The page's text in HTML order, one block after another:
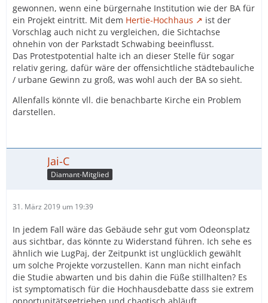
gewonnen, wenn eine bürgernahe Institution wie der BA für
ein Projekt eintritt. Mit dem Hertie-Hochhaus
ist der
Vorschlag auch nicht zu vergleichen, die Sichtachse
ohnehin von der Parkstadt Schwabing beeinflusst.
Das Protestpotential halte ich an dieser Stelle für sogar
relativ gering, dafür wäre der offensichtliche städtebauliche
/ urbane Gewinn zu groß, was wohl auch der BA so sieht.
Allenfalls könnte vll. die benachbarte Kirche ein Problem
darstellen.
Jai-C
Diamant-Mitglied
31. März 2019 um 19:39
In jedem Fall wäre das Gebäude sehr gut vom Odeonsplatz
aus sichtbar, das könnte zu Widerstand führen. Ich sehe es
ähnlich wie LugPaj, der Zeitpunkt ist unglücklich gewählt
um solche Projekte vorzustellen. Kann man nicht einfach
die Studie abwarten und bis dahin die Füße stillhalten? Es
ist symptomatisch für die Hochhausdebatte dass sie extrem
opportunitätsgetrieben und chaotisch abläuft.